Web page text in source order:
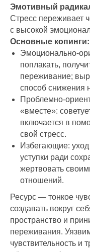
Эмотивный
Стресс переживает
с высокой
Основные копинги:
Эмоционально-
поплакать,
переживание;
способ снижения
Проблемно-
«вместе»:
включается в
свой стресс.
Избегающие:
уступки ради
жертвовать
отношений.
Ресурс — тонкое
создавать вокруг
пространство и
переживания.
чувствительность и